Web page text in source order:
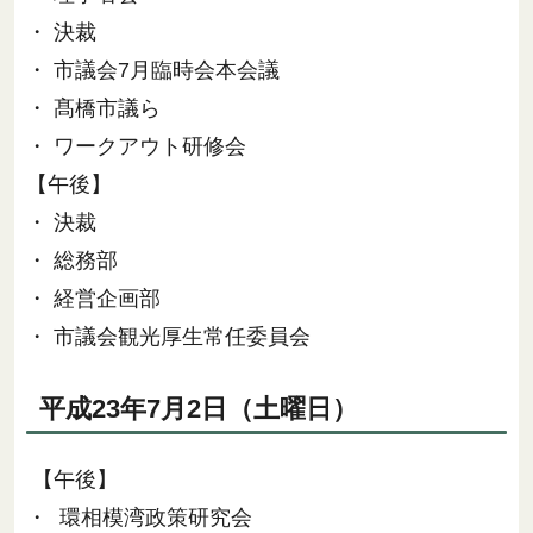
・ 決裁
・ 市議会7月臨時会本会議
・ 髙橋市議ら
・ ワークアウト研修会
【午後】
・ 決裁
・ 総務部
・ 経営企画部
・ 市議会観光厚生常任委員会
平成23年7月2日（土曜日）
【午後】
・ 環相模湾政策研究会